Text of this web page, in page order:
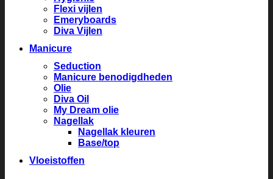
Flexi vijlen
Emeryboards
Diva Vijlen
Manicure
Seduction
Manicure benodigdheden
Olie
Diva Oil
My Dream olie
Nagellak
Nagellak kleuren
Base/top
Vloeistoffen